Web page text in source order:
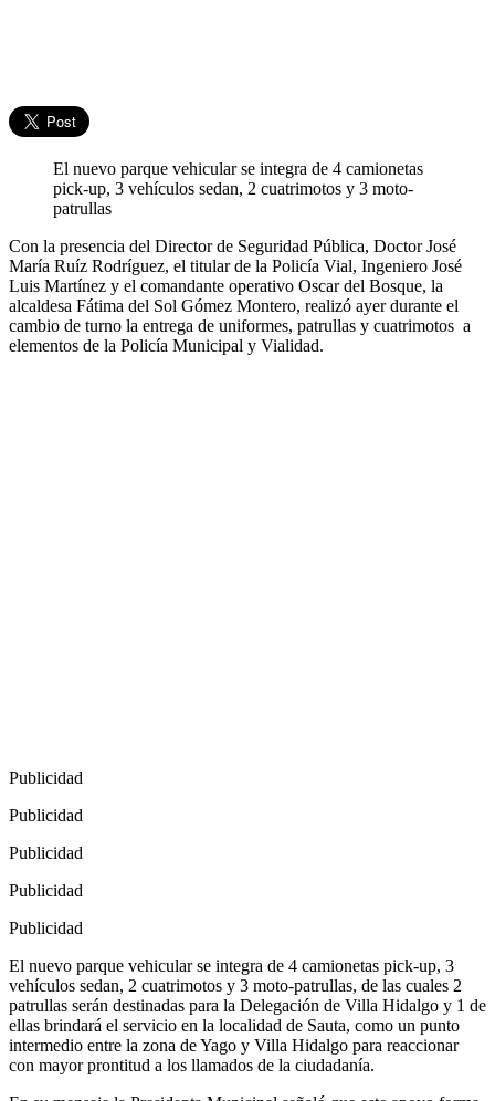
El nuevo parque vehicular se integra de 4 camionetas
pick-up, 3 vehículos sedan, 2 cuatrimotos y 3 moto-
patrullas
Con la presencia del Director de Seguridad Pública, Doctor José
María Ruíz Rodríguez, el titular de la Policía Vial, Ingeniero José
Luis Martínez y el comandante operativo Oscar del Bosque, la
alcaldesa Fátima del Sol Gómez Montero, realizó ayer durante el
cambio de turno la entrega de uniformes, patrullas y cuatrimotos a
elementos de la Policía Municipal y Vialidad.
Publicidad
Publicidad
Publicidad
Publicidad
Publicidad
El nuevo parque vehicular se integra de 4 camionetas pick-up, 3
vehículos sedan, 2 cuatrimotos y 3 moto-patrullas, de las cuales 2
patrullas serán destinadas para la Delegación de Villa Hidalgo y 1 de
ellas brindará el servicio en la localidad de Sauta, como un punto
intermedio entre la zona de Yago y Villa Hidalgo para reaccionar
con mayor prontitud a los llamados de la ciudadanía.